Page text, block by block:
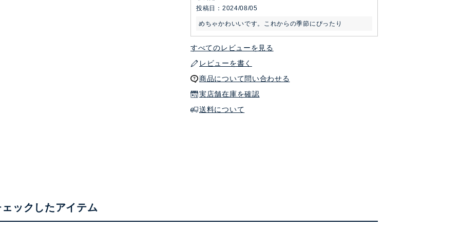
投稿日
2024/08/05
めちゃかわいいです。これからの季節にぴったり
すべてのレビューを見る
レビューを書く
商品について問い合わせる
実店舗在庫を確認
送料について
ックしたアイテム